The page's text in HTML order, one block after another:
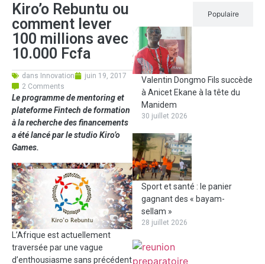
Kiro’o Rebuntu ou
comment lever
100 millions avec
10.000 Fcfa
dans Innovation
juin 19, 2017
2 Comments
Le programme de mentoring et
plateforme Fintech de formation
à la recherche des financements
a été lancé par le studio Kiro’o
Games.
L’Afrique est actuellement
traversée par une vague
d’enthousiasme sans précédent
Populaire
Valentin Dongmo Fils succède
à Anicet Ekane à la tête du
Manidem
30 juillet 2026
Sport et santé : le panier
gagnant des « bayam-
sellam »
28 juillet 2026